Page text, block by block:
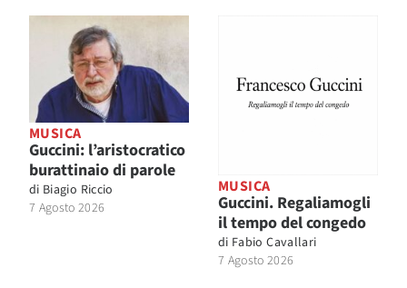
MUSICA
Guccini: l’aristocratico
burattinaio di parole
di Biagio Riccio
7 Agosto 2026
MUSICA
Guccini. Regaliamogli
il tempo del congedo
di Fabio Cavallari
7 Agosto 2026